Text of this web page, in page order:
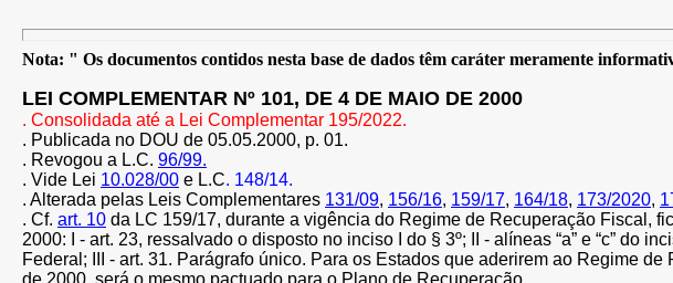
Nota: " Os documentos contidos nesta base de dados têm caráter meramente
LEI COMPLEMENTAR Nº 101, DE 4 DE MAIO DE 2000
. Consolidada até a Lei Complementar 195/2022.
. Publicada no DOU de 05.05.2000, p. 01.
. Revogou a L.C. 96/99.
. Vide Lei 10.028/00 e L.C. 148/14.
. Alterada pelas Leis Complementares 131/09, 156/16, 159/17, 164/18, 173/2020,
. Cf. art. 10 da LC 159/17, durante a vigência do Regime de Recuperação Fiscal,
2000: I - art. 23, ressalvado o disposto no inciso I do § 3º; II - alíneas “a” e “c” do
Federal; III - art. 31. Parágrafo único. Para os Estados que aderirem ao Regime
de 2000, será o mesmo pactuado para o Plano de Recuperação.